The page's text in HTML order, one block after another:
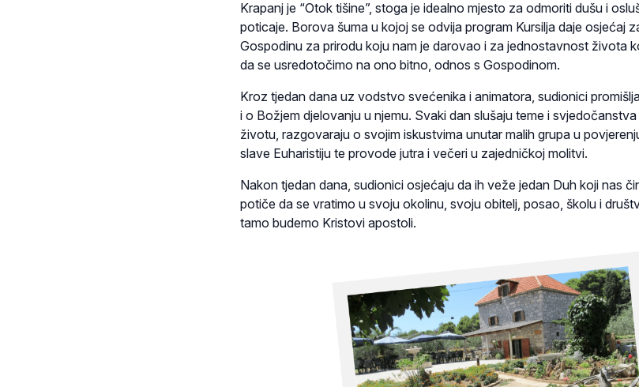
Krapanj je “Otok tišine”, stoga je idealno mjesto za odmoriti dušu i
poticaje. Borova šuma u kojoj se odvija program Kursilja daje osjećaj
Gospodinu za prirodu koju nam je darovao i za jednostavnost života
da se usredotočimo na ono bitno, odnos s Gospodinom.
Kroz tjedan dana uz vodstvo svećenika i animatora, sudionici
i o Božjem djelovanju u njemu. Svaki dan slušaju teme i
životu, razgovaraju o svojim iskustvima unutar malih grupa u
slave Euharistiju te provode jutra i večeri u zajedničkoj molitvi.
Nakon tjedan dana, sudionici osjećaju da ih veže jedan Duh koji nas
potiče da se vratimo u svoju okolinu, svoju obitelj, posao, školu i
tamo budemo Kristovi apostoli.